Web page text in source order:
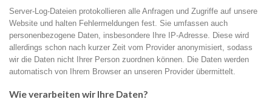
Server-Log-Dateien protokollieren alle Anfragen und Zugriffe auf unsere
Website und halten Fehlermeldungen fest. Sie umfassen auch
personenbezogene Daten, insbesondere Ihre IP-Adresse. Diese wird
allerdings schon nach kurzer Zeit vom Provider anonymisiert, sodass
wir die Daten nicht Ihrer Person zuordnen können. Die Daten werden
automatisch von Ihrem Browser an unseren Provider übermittelt.
Wie verarbeiten wir Ihre Daten?